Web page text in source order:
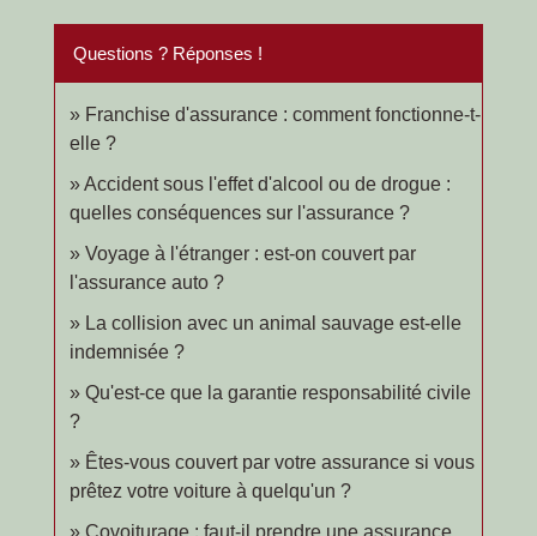
Questions ? Réponses !
Franchise d'assurance : comment fonctionne-t-
elle ?
Accident sous l'effet d'alcool ou de drogue :
quelles conséquences sur l'assurance ?
Voyage à l'étranger : est-on couvert par
l'assurance auto ?
La collision avec un animal sauvage est-elle
indemnisée ?
Qu'est-ce que la garantie responsabilité civile
?
Êtes-vous couvert par votre assurance si vous
prêtez votre voiture à quelqu'un ?
Covoiturage : faut-il prendre une assurance